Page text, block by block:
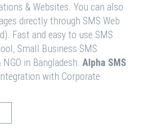
& Websites. You can also
directly through SMS Web
Fast and easy to use SMS
Small Business SMS
in Bangladesh. Alpha SMS
with Corporate